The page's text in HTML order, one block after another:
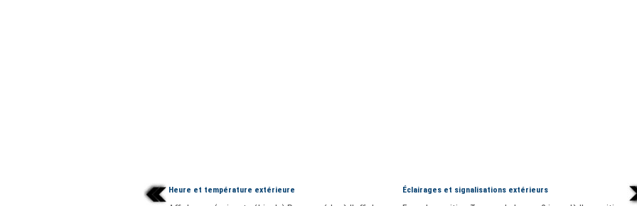
Heure et température extérieure Éclairages et signalisations extérieurs